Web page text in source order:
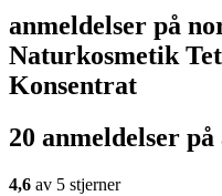
anmeldelser på
Naturkosmetik
Konsentrat
20 anmeldelser
4,6 av 5 stjerner